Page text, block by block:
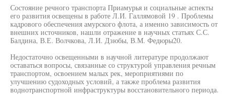
Состояние речного транспорта Приамурья и социальные аспекты
его развития освещены в работе Л.И. Галлямовой 19 . Проблемы
кадрового обеспечения амурского флота, а именно зависимость от
внешних источников, нашли отражение в научных статьях С.С.
Балдина, В.Е. Волчкова, Л.И. Дзюбы, В.М. Федюры20.
Недостаточно освещенными в научной литературе продолжают
оставаться вопросы, связанные со структурой управления речным
транспортом, освоением малых рек, мероприятиями по
улучшению судоходных условий, а также проблема развития
воднотранспортной инфраструктуры восстановительного периода.